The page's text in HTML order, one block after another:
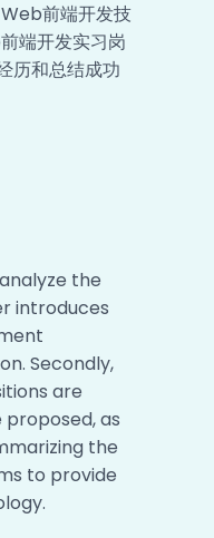
前端开发技
端开发实习岗
历和总结成功
the
introduces
Secondly,
are
as
the
to provide